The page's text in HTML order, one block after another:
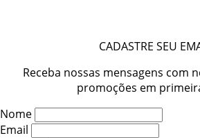
CADASTRE SEU
Receba nossas mensagens com
promoções em
Nome
Email